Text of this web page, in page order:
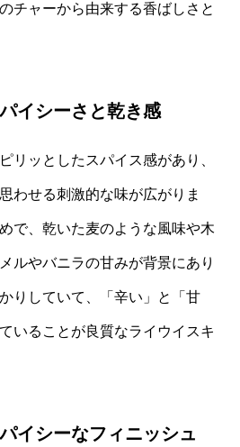
チャーから由来する香ばしさと
イシーさと乾き感
リッとしたスパイス感があり、
わせる刺激的な味が広がりま
で、乾いた麦のような風味や木
ルやバニラの甘みが背景にあり
りしていて、「辛い」と「甘
いることが良質なライウイスキ
イシーなフィニッシュ